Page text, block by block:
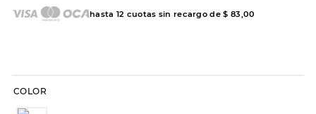
hasta 12 cuotas sin recargo de$ 83 00
COLOR